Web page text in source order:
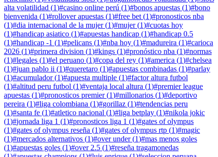
alta volatilidad (1)#casino online perú (1)#bonos apuestas (1)#bono
bienvenida (1)#rollover apuestas (1)#free bet (1)#pronosticos nba
(1)#dia internacional de la mujer(1)#mujer(1)#cuotas hoy
(1)#handicap asiatico (1)#apuestas handicap (1)#handicap 0.5
(1)#handicap -1 (1)#pelicans (1)#nba hoy (1)#madureira (1)#carioca
2026 (1)#primera division (1)#kings (1)#pronóstico nba (1)#normas
(1)#legales (1)#el peruano (1)#copa del rey (1)#america (1)#chelsea
(1)#juan pablo ii (1)#queretaro (1)#apuestas combinadas (1)#parlay
(1)#acumulador(1)#apuesta multiple (1)#factor altura futbol
(1)#altitud peru futbol (1)#ventaja local altura (1)#premier league
apuestas (1)#pronosticos premier(1)#millonarios (1)#deportivo
pereira (1)#liga colombiana (1)#gorillaz (1)#tendencias peru
(1)#santa fe (1)#atletico nacional (1)#liga betplay (1)#nikola jokic
(1)#jornada liga 1 (1)#pronosticos liga 1 (1)#gates of olympus
(1)#gates of olympus reseña (1)#gates of olympus rtp (1)#magic
(1)#mercados alternativos (1)#over under(1)#mas menos goles
(1)#apuestas goles (1)#over 2.5 (1)#reseña tragamonedas